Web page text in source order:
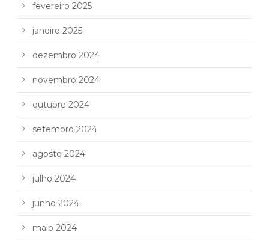
fevereiro 2025
janeiro 2025
dezembro 2024
novembro 2024
outubro 2024
setembro 2024
agosto 2024
julho 2024
junho 2024
maio 2024